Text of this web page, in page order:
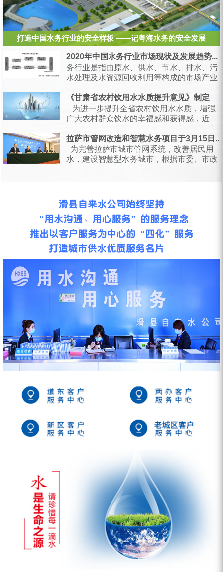
打造中国水务行业的安全样板 ——记粤海水务的安全发展
2020年中国水务行业市场现状及发展趋势...
务行业是指由原水、供水、节水、排水、污
水处理及水资源回收利用等构成的市场产业
生活的...
《甘肃省农村饮用水水质提升意见》制定
为进一步提升全省农村饮用水水质，增强
广大农村群众饮水的幸福感和获得感，近
拉萨市管网改造和智慧水务项目于3月15日...
为完善拉萨市城市管网系统，改善居民用
水，建设智慧型水务城市，根据市委、市政